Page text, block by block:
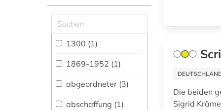
Skandinavistik (54)
Geschichte (255)
Pädagogik und des
Jesuitica (0)
1300 (1)
1869-1952 (1)
abgeordneter (3)
abschaffung (1)
Die beiden
Sigrid